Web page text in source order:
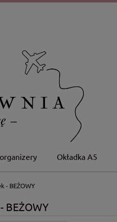
Okładka A5
- BEŻOWY
BEŻOWY